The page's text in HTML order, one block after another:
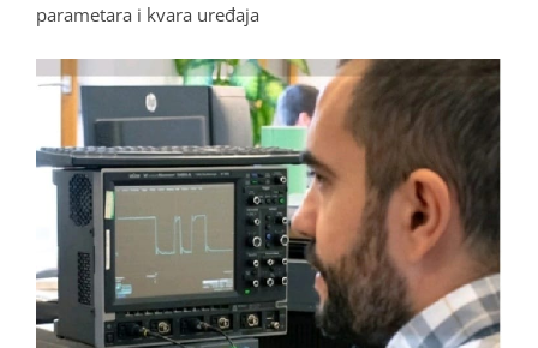
parametara i kvara uređaja